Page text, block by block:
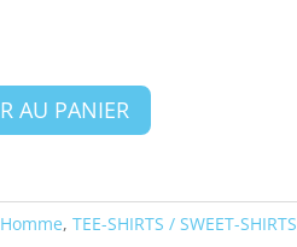
AU PANIER
Homme,TEE-SHIRTS / SWEET-SHIRTS